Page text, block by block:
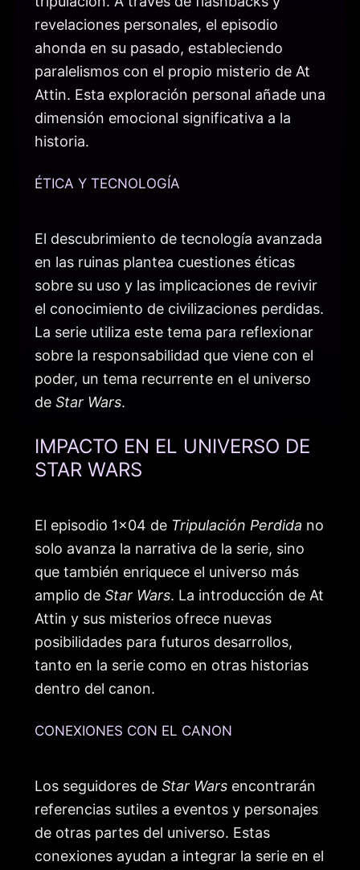
revelaciones personales, el episodio
ahonda en su pasado, estableciendo
paralelismos con el propio misterio de At
Attin. Esta exploración personal añade una
dimensión emocional significativa a la
historia.
ÉTICA Y TECNOLOGÍA
El descubrimiento de tecnología avanzada
en las ruinas plantea cuestiones éticas
sobre su uso y las implicaciones de revivir
el conocimiento de civilizaciones perdidas.
La serie utiliza este tema para reflexionar
sobre la responsabilidad que viene con el
poder, un tema recurrente en el universo
de Star Wars.
IMPACTO EN EL UNIVERSO DE
STAR WARS
El episodio 1×04 de Tripulación Perdida no
solo avanza la narrativa de la serie, sino
que también enriquece el universo más
amplio de Star Wars. La introducción de At
Attin y sus misterios ofrece nuevas
posibilidades para futuros desarrollos,
tanto en la serie como en otras historias
dentro del canon.
CONEXIONES CON EL CANON
Los seguidores de Star Wars encontrarán
referencias sutiles a eventos y personajes
de otras partes del universo. Estas
conexiones ayudan a integrar la serie en el